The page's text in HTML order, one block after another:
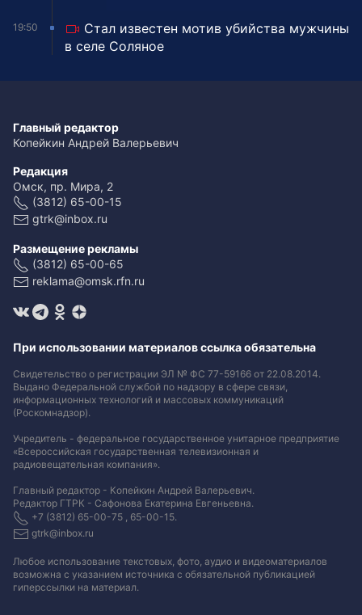
19:50
Стал известен мотив убийства мужчины
в селе Соляное
Главный редактор
Копейкин Андрей Валерьевич
Редакция
Омск, пр. Мира, 2
(3812) 65-00-15
gtrk@inbox.ru
Размещение рекламы
(3812) 65-00-65
reklama@omsk.rfn.ru
При использовании материалов ссылка обязательна
Свидетельство о регистрации ЭЛ № ФС 77-59166 от 22.08.2014.
Выдано Федеральной службой по надзору в сфере связи,
информационных технологий и массовых коммуникаций
(Роскомнадзор).
Учредитель - федеральное государственное унитарное предприятие
«Всероссийская государственная телевизионная и
радиовещательная компания».
Главный редактор - Копейкин Андрей Валерьевич.
Редактор ГТРК - Сафонова Екатерина Евгеньевна.
+7 (3812) 65-00-75 , 65-00-15.
gtrk@inbox.ru
Любое использование текстовых, фото, аудио и видеоматериалов
возможна с указанием источника с обязательной публикацией
гиперссылки на материал.